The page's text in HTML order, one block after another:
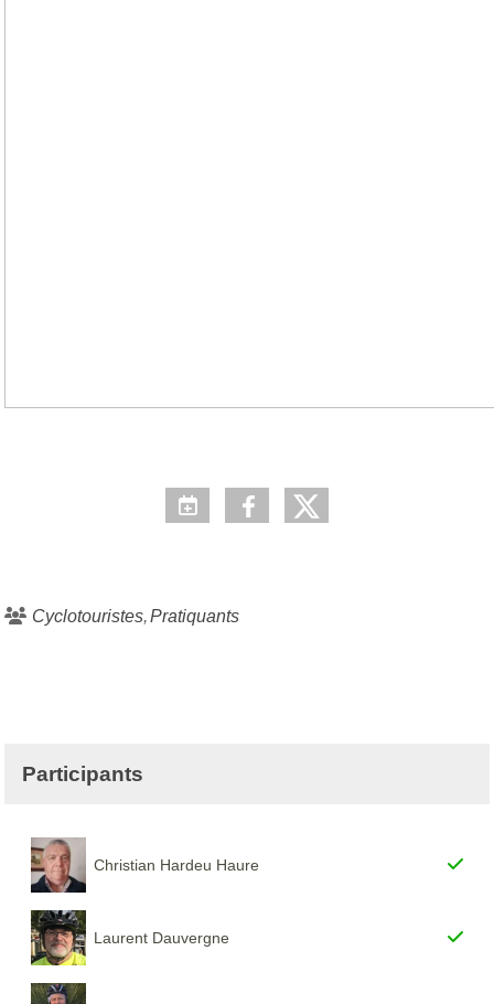
Cyclotouristes Pratiquants
Participants
Christian Hardeu Haure
Laurent Dauvergne